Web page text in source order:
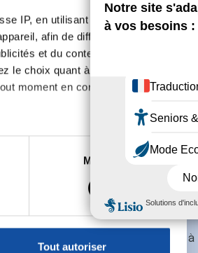
IP, en utilisant des
afin de diffuser des
et du contenu, ainsi que de
le choix quant à l'utilisation de
moment en consultant la
à plusieurs mètres près
reportez-vous à lasection «
la déclaration sur les cookies.
Marketing
Tout autoriser
les conditions générales
également recevoir l'actualité à